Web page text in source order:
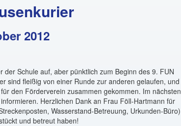
2012
Schule auf, aber pünktlich zum Beginn des 9. FUN
sind fleißig von einer Runde zur anderen gelaufen, und
den Förderverein zusammen gekommen. Im nächsten
Herzlichen Dank an Frau Föll-Hartmann für
Wasserstand-Betreuung, Urkunden-Büro)
und betreut haben!